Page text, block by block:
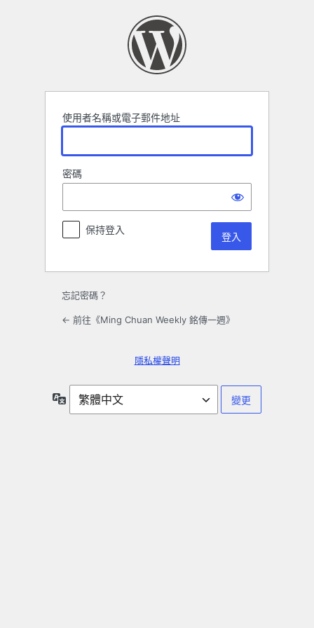
使用者名稱或電子郵件地址
密碼
保持登入
忘記密碼？
← 前往《Ming Chuan Weekly 銘傳一週》
隱私權聲明
言